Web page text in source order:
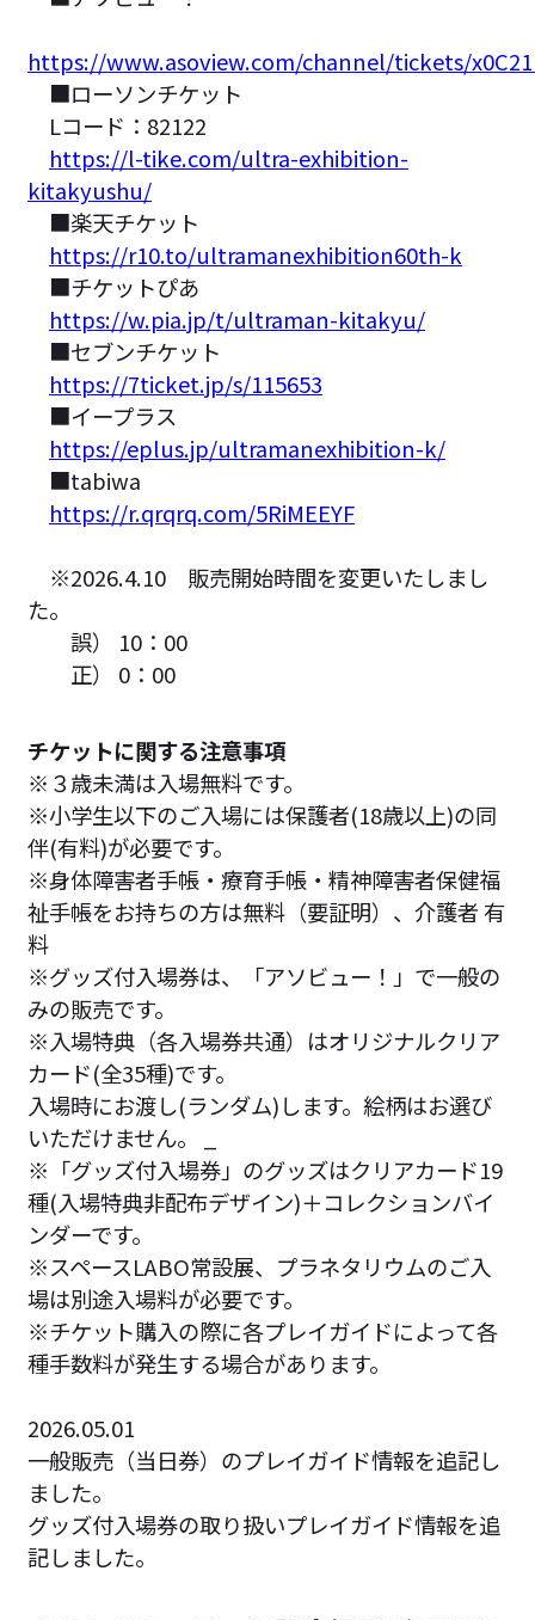
https://www.asoview.com/channel/tickets/
■ローソンチケット
Lコード：82122
https://l-tike.com/ultra-exhibition-
kitakyushu/
■楽天チケット
https://r10.to/ultramanexhibition60th-k
■チケットぴあ
https://w.pia.jp/t/ultraman-kitakyu/
■セブンチケット
https://7ticket.jp/s/115653
■イープラス
https://eplus.jp/ultramanexhibition-k/
■tabiwa
https://r.qrqrq.com/5RiMEEYF
※2026.4.10 販売開始時間を変更いたしまし
た。
誤） 10：00
正） 0：00
チケットに関する注意事項
※３歳未満は入場無料です。
※小学生以下のご入場には保護者(18歳以上)の同
伴(有料)が必要です。
※身体障害者手帳・療育手帳・精神障害者保健福
祉手帳をお持ちの方は無料（要証明）、介護者 有
料
※グッズ付入場券は、「アソビュー！」で一般の
みの販売です。
※入場特典（各入場券共通）はオリジナルクリア
カード(全35種)です。
入場時にお渡し(ランダム)します。絵柄はお選び
いただけません。 _
※「グッズ付入場券」のグッズはクリアカード19
種(入場特典非配布デザイン)＋コレクションバイ
ンダーです。
※スペースLABO常設展、プラネタリウムのご入
場は別途入場料が必要です。
※チケット購入の際に各プレイガイドによって各
種手数料が発生する場合があります。
2026.05.01
一般販売（当日券）のプレイガイド情報を追記し
ました。
グッズ付入場券の取り扱いプレイガイド情報を追
記しました。